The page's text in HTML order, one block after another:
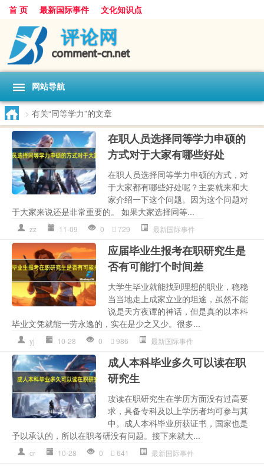
首 页 最新国际事件 文化知识点
网站导航
> 有关“同等学力”的文章
在职人员选择同等学力申硕的
方式对于大家有哪些好处
在职人员选择同等学力申硕的方式，对
于大家都有哪些好处呢？主要就来和大
家介绍一下这个问题。因为这个问题对
于大家来说还是非常重要的。 如果大家选择同等...
zz 11-09 0 729 最新国际事件
应届毕业生报考在职研究生是
否有可能打个时间差
大学生毕业就能找到理想的职业，稳稳
当当地走上成家立业的坦途，虽然不能
说是天方夜谭的神话，但是真的以本科
毕业文凭就能一劳永逸的，实在是少之又少。很多...
yj 10-28 0 986 最新国际事件
成人本科毕业多久可以读在职
研究生
攻读在职研究生在学历方面没有过高要
求，具备专科及以上学历者均可参与其
中。成人本科毕业所获证书，国家也是
予以承认的，所以在职考研没有问题。接下来就大...
cr 10-28 0 641 最新国际事件